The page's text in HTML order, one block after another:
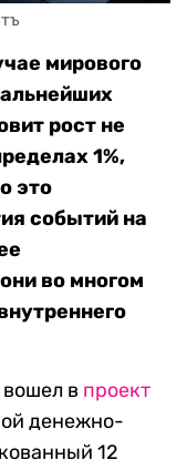
мирового
рост не
1%,
это
событий на
во многом
в проект
денежно-
12